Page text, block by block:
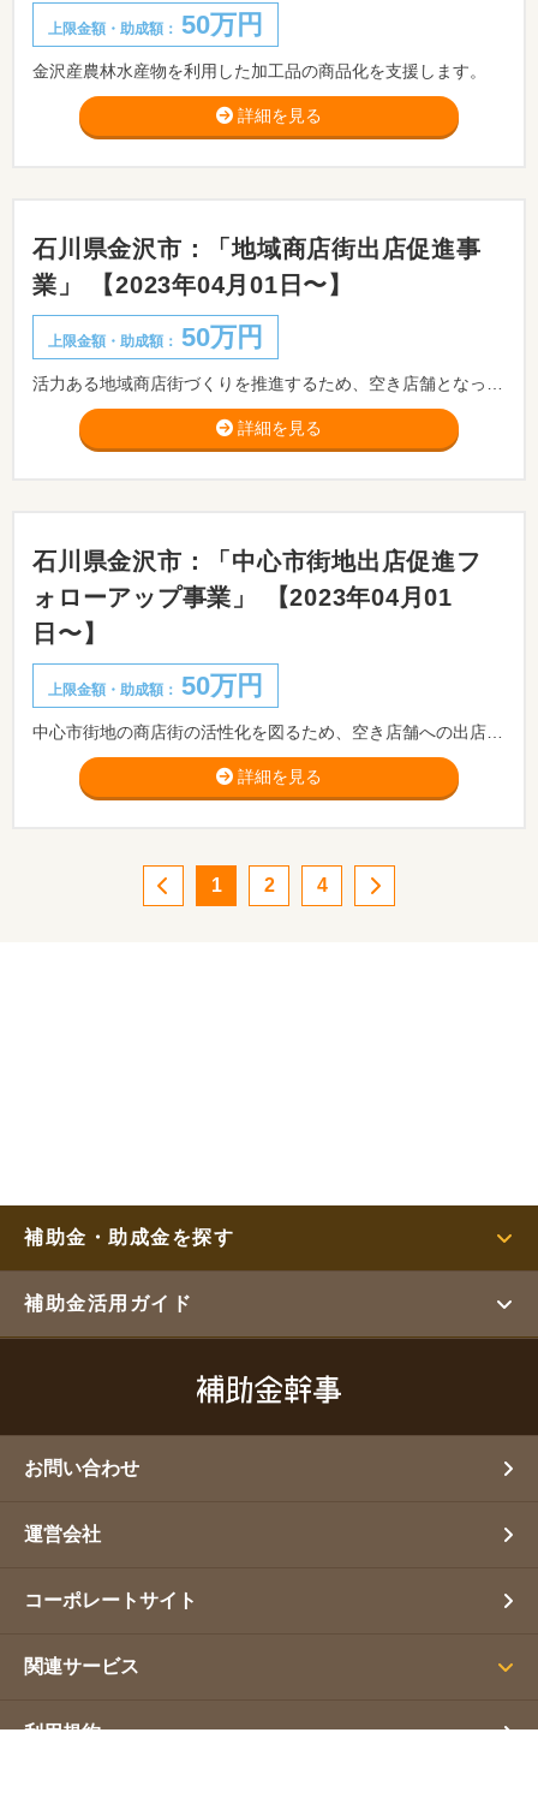
上限金額・助成額： 50万円
金沢産農林水産物を利用した加工品の商品化を支援します。
詳細を見る
石川県金沢市：「地域商店街出店促進事
業」 【2023年04月01日〜】
上限金額・助成額： 50万円
詳細を見る
石川県金沢市：「中心市街地出店促進フ
ォローアップ事業」 【2023年04月01
日〜】
上限金額・助成額： 50万円
詳細を見る
1 2 4
補助金・助成金を探す
補助金活用ガイド
お問い合わせ
運営会社
コーポレートサイト
関連サービス
利用規約